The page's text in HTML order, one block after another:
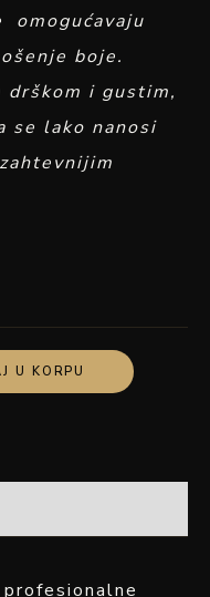
omogućavaju
boje.
drškom i gustim,
se lako nanosi
U KORPU